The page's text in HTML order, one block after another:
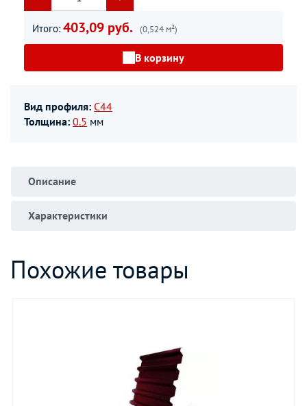
Итого: 403,09 руб. (0,524 м²)
В корзину
Вид профиля: С44
Толщина: 0.5 мм
Описание
Характеристики
Похожие товары